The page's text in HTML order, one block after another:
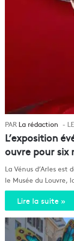
La rédaction
L’exposition
ouvre pour six
La Vénus d’Arles est
le Musée du Louvre,
Lire la suite »